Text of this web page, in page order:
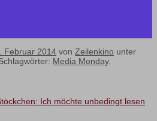
Februar 2014 von Zeilenkino unter
Media Monday.
Ich möchte unbedingt lesen